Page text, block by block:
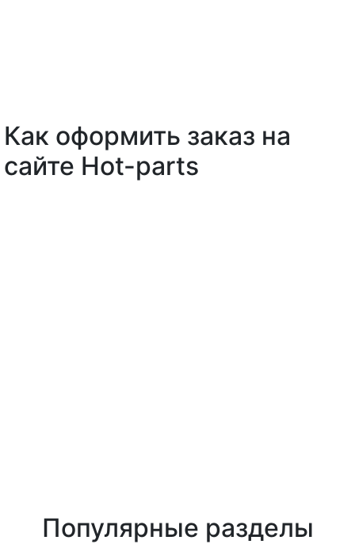
Как оформить заказ на
сайте Hot-parts
Популярные разделы